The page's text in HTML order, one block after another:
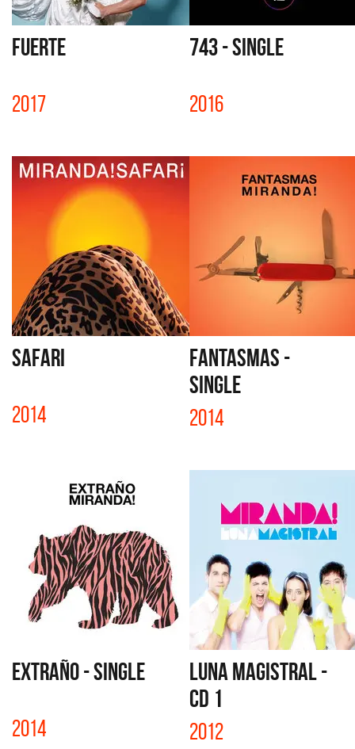
FUERTE
2017
743 - SINGLE
2016
SAFARI
2014
FANTASMAS -
SINGLE
2014
EXTRAÑO - SINGLE
2014
LUNA MAGISTRAL -
CD 1
2012